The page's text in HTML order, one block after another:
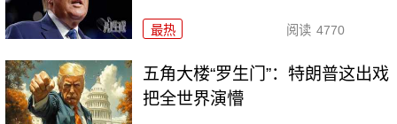
最热 阅读 4770
五角大楼“罗生门”：特朗普这出戏
把全世界演懵